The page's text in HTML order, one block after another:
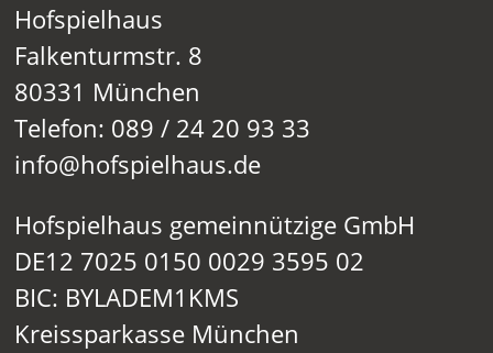
Hofspielhaus
Falkenturmstr. 8
80331 München
Telefon: 089 / 24 20 93 33
info@hofspielhaus.de
Hofspielhaus gemeinnützige GmbH
DE12 7025 0150 0029 3595 02
BIC: BYLADEM1KMS
Kreissparkasse München